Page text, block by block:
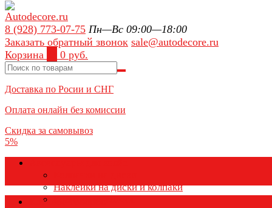
8 (928) 773-07-75 Пн—Вс 09:00—18:00
Заказать обратный звонок sale@autodecore.ru
Корзина
0 руб.
Доставка по Росии и СНГ
Оплата онлайн без комиссии
Скидка за самовывоз
5%
Наклейки на диски и колпаки
Колпаки на колеса
Каталог товаров